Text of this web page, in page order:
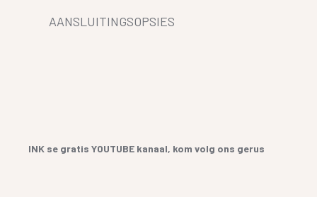
AANSLUITINGSOPSIES
INK se gratis YOUTUBE kanaal, kom volg ons gerus